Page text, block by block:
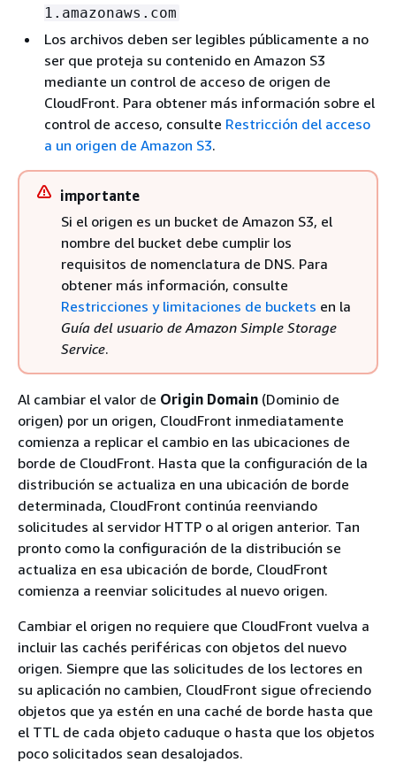
1.amazonaws.com
Los archivos deben ser legibles públicamente a no
ser que proteja su contenido en Amazon S3
mediante un control de acceso de origen de
CloudFront. Para obtener más información sobre el
control de acceso, consulte Restricción del acceso
a un origen de Amazon S3.
importante
Si el origen es un bucket de Amazon S3, el
nombre del bucket debe cumplir los
requisitos de nomenclatura de DNS. Para
obtener más información, consulte
Restricciones y limitaciones de buckets en la
Guía del usuario de Amazon Simple Storage
Service.
Al cambiar el valor de Origin Domain (Dominio de
origen) por un origen, CloudFront inmediatamente
comienza a replicar el cambio en las ubicaciones de
borde de CloudFront. Hasta que la configuración de la
distribución se actualiza en una ubicación de borde
determinada, CloudFront continúa reenviando
solicitudes al servidor HTTP o al origen anterior. Tan
pronto como la configuración de la distribución se
actualiza en esa ubicación de borde, CloudFront
comienza a reenviar solicitudes al nuevo origen.
Cambiar el origen no requiere que CloudFront vuelva a
incluir las cachés periféricas con objetos del nuevo
origen. Siempre que las solicitudes de los lectores en
su aplicación no cambien, CloudFront sigue ofreciendo
objetos que ya estén en una caché de borde hasta que
el TTL de cada objeto caduque o hasta que los objetos
poco solicitados sean desalojados.